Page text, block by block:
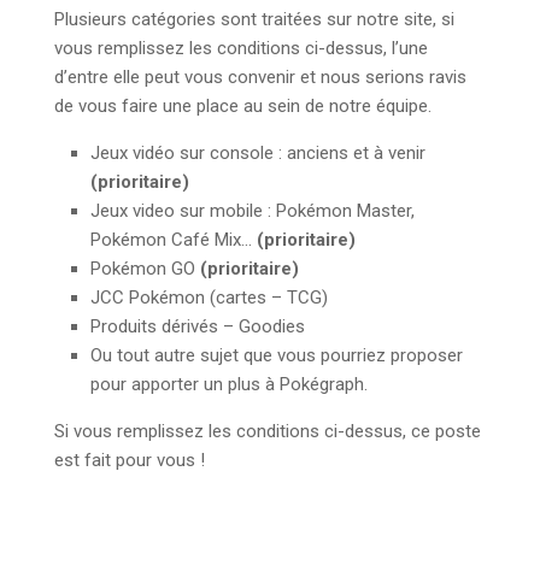
Plusieurs catégories sont traitées sur notre site, si
vous remplissez les conditions ci-dessus, l’une
d’entre elle peut vous convenir et nous serions ravis
de vous faire une place au sein de notre équipe.
Jeux vidéo sur console : anciens et à venir
(prioritaire)
Jeux video sur mobile : Pokémon Master,
Pokémon Café Mix… (prioritaire)
Pokémon GO (prioritaire)
JCC Pokémon (cartes – TCG)
Produits dérivés – Goodies
Ou tout autre sujet que vous pourriez proposer
pour apporter un plus à Pokégraph.
Si vous remplissez les conditions ci-dessus, ce poste
est fait pour vous !